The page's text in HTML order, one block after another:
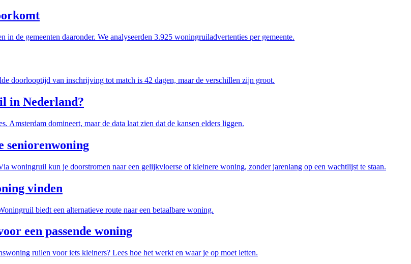
de gemeenten daaronder. We analyseerden 3.925 woningruiladvertenties per gemeente.
doorlooptijd van inschrijving tot match is 42 dagen, maar de verschillen zijn groot.
in Nederland?
domineert, maar de data laat zien dat de kansen elders liggen.
seniorenwoning
woningruil kun je doorstromen naar een gelijkvloerse of kleinere woning, zonder jarenlang op een wachtlijst te staan.
vinden
biedt een alternatieve route naar een betaalbare woning.
een passende woning
ruilen voor iets kleiners? Lees hoe het werkt en waar je op moet letten.